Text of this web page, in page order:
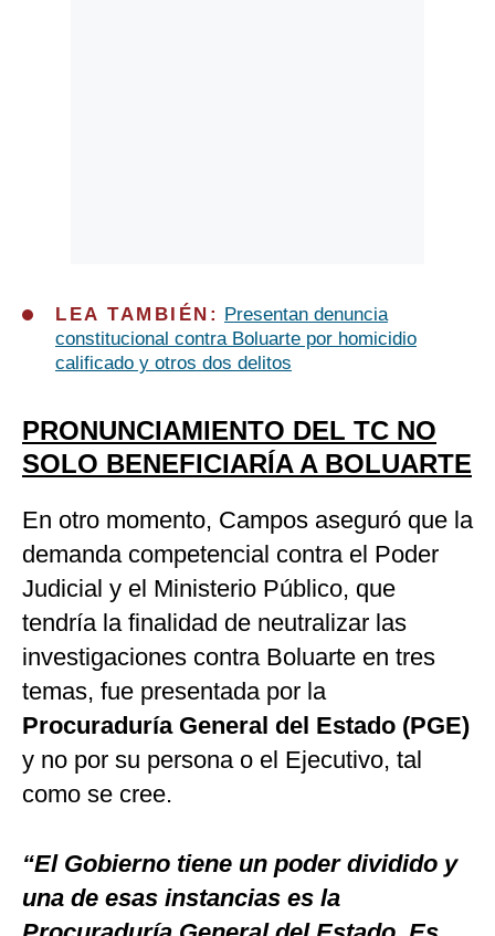
LEA TAMBIÉN:
Presentan denuncia
constitucional contra Boluarte por homicidio
calificado y otros dos delitos
PRONUNCIAMIENTO DEL TC NO
SOLO BENEFICIARÍA A BOLUARTE
En otro momento, Campos aseguró que la
demanda competencial contra el Poder
Judicial y el Ministerio Público, que
tendría la finalidad de neutralizar las
investigaciones contra Boluarte en tres
temas, fue presentada por la
Procuraduría General del Estado (PGE)
y no por su persona o el Ejecutivo, tal
como se cree.
“El Gobierno tiene un poder dividido y
una de esas instancias es la